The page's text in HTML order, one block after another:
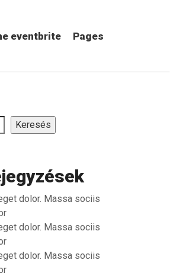
eventbrite Pages
Keresés
dolor. Massa sociis
dolor. Massa sociis
dolor. Massa sociis